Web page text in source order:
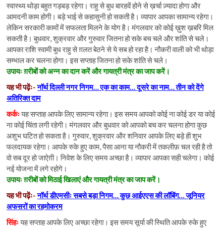
स्वास्थ्य थोड़ा बहुत गड़बड़ रहेगा। राहु से बुध बारहवें होने से ख़र्चा ज़्यादा होगा और
आमदनी काम होगी। बड़े भाई से कहासुनी हो सकती है। व्यापार आपका सामान्य रहेगा।
लेकिन सरकारी कामों में सफलता मिलने के योग है। मंगलवार को कोई ख़ुश ख़बरि मिल
सकती है। बुधवार, शुक्रवार और गुरुवार जितना हो सके बच चले और शांति से चले।
आपका राशि स्वामी बुध राहु से ग़लत बेठने से ये सब हो रहा है। नौकरी वाली को भी थोड़ा
सम्भाल कर चलना होगा। इस सप्ताह जितना हो सके शांति से चले।
उपायः ग़रीबों को अन्न का दान करें और गायत्री मंत्र का जाप करें।
यह भी पढ़ेंः-नॉर्थ दिल्ली नगर निगम… एक का काम… दूसरे का नाम… तीन को देंगे
अतिरिक्त दाम
कर्कः यह सप्ताह आपके लिए सामान्य रहेगा। इस समय आपको कोई ना कोई डर या कोई
ना कोई चिंता लगी रहेगी। मंगलवार और बुधवार को आपको बच कर चलना होगा कुछ
अशुभ घटित हो सकता है। गुरुवार, शुक्रवार और शनिवार आपके लिए बड़े ही शुभ
फलदायक रहेगा। आपके रुके हुए काम, पैसा आना या नौकरी में तकलीफ़ चल रही है तो
वो सब दूर हो जाऐग़ी। निवेश के लिए समय अच्छा है। व्यापार आपका सही चलेगा। कोई
नई योजना में लगे रहोगे।
उपायः ग़रीबों को मिठाई खिलाएं और गायत्री मंत्र का जाप करें।
यह भी पढ़ेंः-नॉर्थ डीएमसीः सबसे बड़ा निगम… कुछ आईएएस की लॉबिंग… जूनियर
अफसरों का रहमोकरम
सिंहःयह सप्ताह आपके लिए अच्छा रहेगा। इस समय सूर्या की स्थिति आपके रुके हुए